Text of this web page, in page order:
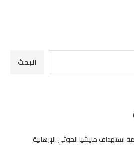
البحث
استهداف مليشيا الحوثي الإرهابية